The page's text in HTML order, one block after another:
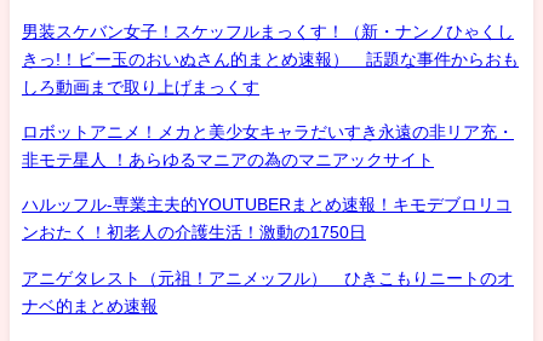
男装スケバン女子！スケッフルまっくす！（新・ナンノひゃくし
きっ!！ビー玉のおいぬさん的まとめ速報） 話題な事件からおも
しろ動画まで取り上げまっくす
ロボットアニメ！メカと美少女キャラだいすき永遠の非リア充・
非モテ星人 ！あらゆるマニアの為のマニアックサイト
ハルッフル-専業主夫的YOUTUBERまとめ速報！キモデブロリコ
ンおたく！初老人の介護生活！激動の1750日
アニゲタレスト（元祖！アニメッフル） ひきこもりニートのオ
ナベ的まとめ速報